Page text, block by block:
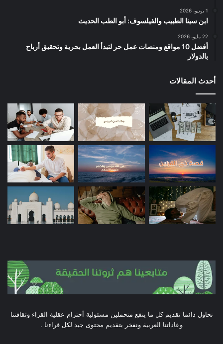
1 يونيو، 2026
ابن سينا الطبيب والفيلسوف: أبو الطب الحديث
22 مايو، 2026
أفضل 10 مواقع ومنصات عمل حر لتبدأ العمل بحرية وتحقيق أرباح
بالدولار
أحدث المقالات
نحاول دائما تقديم كل ما ينفع متحملين مسئولية أحترام عقلية القراء وثقافتنا
وعاداتنا العربية ونفخر بتقديم محتوى جيد لكل قراءنا .